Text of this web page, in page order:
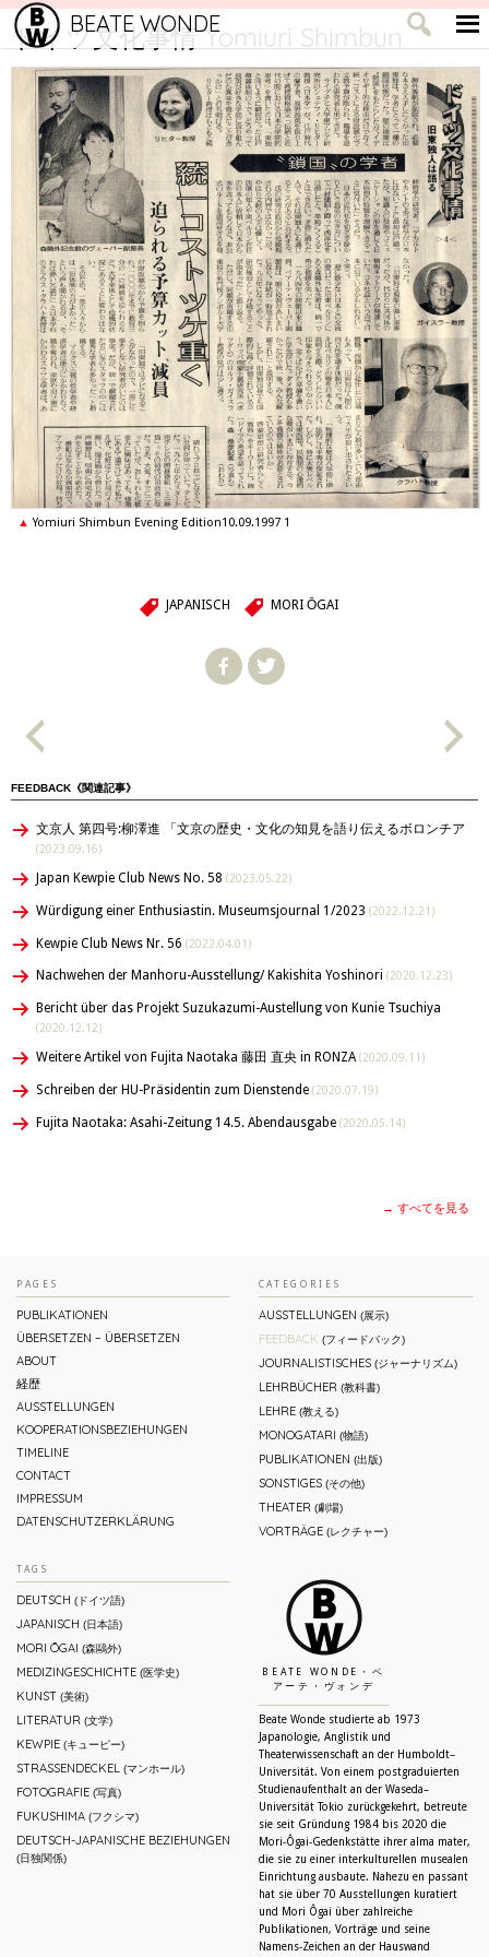
BEATE WONDE
ドイツ文化事情 Yomiuri Shimbun
Yomiuri Shimbun Evening Edition10.09.1997 1
JAPANISCH MORI ŌGAI
FEEDBACK《関連記事》
文京人 第四号:柳澤進 「文京の歴史・文化の知見を語り伝えるボロンチア
(2023.09.16)
Japan Kewpie Club News No. 58 (2023.05.22)
Würdigung einer Enthusiastin. Museumsjournal 1/2023 (2022.12.21)
Kewpie Club News Nr. 56 (2022.04.01)
Nachwehen der Manhoru-Ausstellung/ Kakishita Yoshinori (2020.12.23)
Bericht über das Projekt Suzukazumi-Austellung von Kunie Tsuchiya
(2020.12.12)
Weitere Artikel von Fujita Naotaka 藤田 直央 in RONZA(2020.09.11)
Schreiben der HU-Präsidentin zum Dienstende (2020.07.19)
Fujita Naotaka: Asahi-Zeitung 14.5. Abendausgabe (2020.05.14)
→ すべてを見る
PAGES
PUBLIKATIONEN
ÜBERSETZEN – ÜBERSETZEN
ABOUT
経歴
AUSSTELLUNGEN
KOOPERATIONSBEZIEHUNGEN
TIMELINE
CONTACT
IMPRESSUM
DATENSCHUTZERKLÄRUNG
CATEGORIES
AUSSTELLUNGEN (展示)
FEEDBACK (フィードバック)
JOURNALISTISCHES(ジャーナリズム)
LEHRBÜCHER (教科書)
LEHRE(教える)
MONOGATARI (物語)
PUBLIKATIONEN (出版)
SONSTIGES(その他)
THEATER (劇場)
VORTRÄGE(レクチャー)
TAGS
DEUTSCH (ドイツ語)
JAPANISCH (日本語)
MORI ŌGAI (森鷗外)
MEDIZINGESCHICHTE (医学史)
KUNST (美術)
LITERATUR (文学)
KEWPIE (キューピー)
STRASSENDECKEL (マンホール)
FOTOGRAFIE (写真)
FUKUSHIMA (フクシマ)
DEUTSCH-JAPANISCHE BEZIEHUNGEN
(日独関係)
BEATE WONDE・ベ
アーテ・ヴォンデ
Beate Wonde studierte ab 1973
Japanologie, Anglistik und
Theaterwissenschaft an der Humboldt–
Universität. Von einem postgraduierten
Studienaufenthalt an der Waseda–
Universität Tokio zurückgekehrt, betreute
sie seit Gründung 1984 bis 2020 die
Mori-Ôgai-Gedenkstätte ihrer alma mater,
die sie zu einer interkulturellen musealen
Einrichtung ausbaute. Nahezu en passant
hat sie über 70 Ausstellungen kuratiert
und Mori Ôgai über zahlreiche
Publikationen, Vorträge und seine
Namens-Zeichen an der Hauswand